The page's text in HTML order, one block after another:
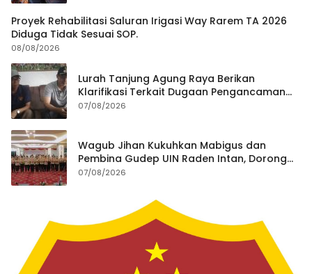
Proyek Rehabilitasi Saluran Irigasi Way Rarem TA 2026
Diduga Tidak Sesuai SOP.
08/08/2026
Lurah Tanjung Agung Raya Berikan
Klarifikasi Terkait Dugaan Pengancaman
Antar Warga Yang Berujung Laporan ke
07/08/2026
Wagub Jihan Kukuhkan Mabigus dan
Pembina Gudep UIN Raden Intan, Dorong
Penguatan Karakter Generasi Muda
07/08/2026